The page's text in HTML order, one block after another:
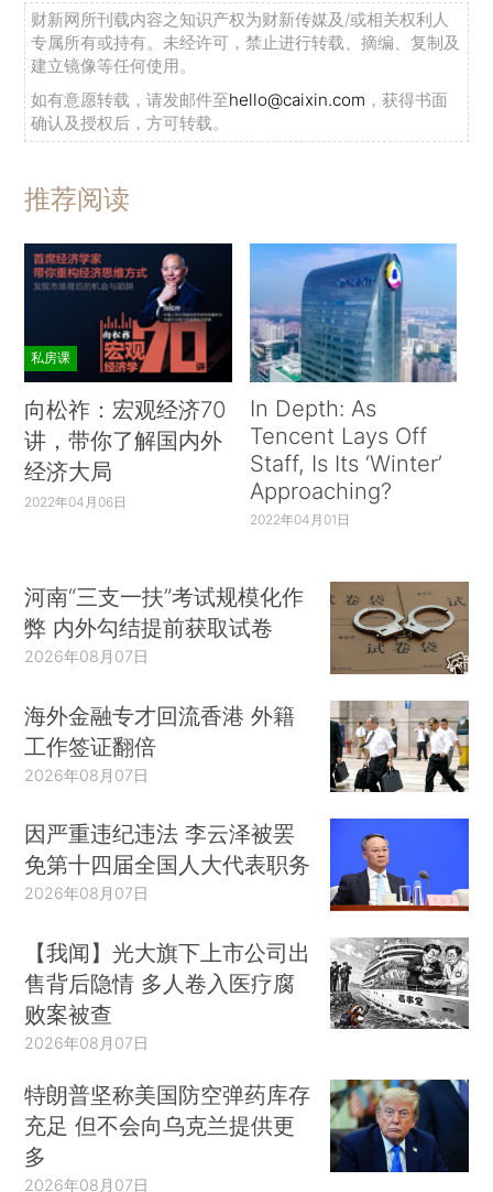
财新网所刊载内容之知识产权为财新传媒及/或相关权利人
专属所有或持有。未经许可，禁止进行转载、摘编、复制及
建立镜像等任何使用。
如有意愿转载，请发邮件至hello@caixin.com ，获得书面
确认及授权后，方可转载。
推荐阅读
私房课
向松祚：宏观经济70
讲，带你了解国内外
经济大局
2022年04月06日
In Depth: As
Tencent Lays Off
Staff, Is Its ‘Winter’
Approaching?
2022年04月01日
河南“三支一扶”考试规模化作
弊 内外勾结提前获取试卷
2026年08月07日
海外金融专才回流香港 外籍
工作签证翻倍
2026年08月07日
因严重违纪违法 李云泽被罢
免第十四届全国人大代表职务
2026年08月07日
【我闻】光大旗下上市公司出
售背后隐情 多人卷入医疗腐
败案被查
2026年08月07日
特朗普坚称美国防空弹药库存
充足 但不会向乌克兰提供更
多
2026年08月07日